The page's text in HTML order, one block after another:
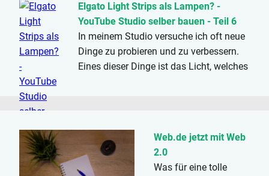
Elgato Light Strips als Lampen? -
YouTube Studio selber bauen - Teil 6
In meinem Studio versuche ich oft neue
Dinge zu probieren und zu verbessern.
Eines dieser Dinge ist das Licht, welches
Web.de jetzt mit Web
2.0
Was für eine tolle